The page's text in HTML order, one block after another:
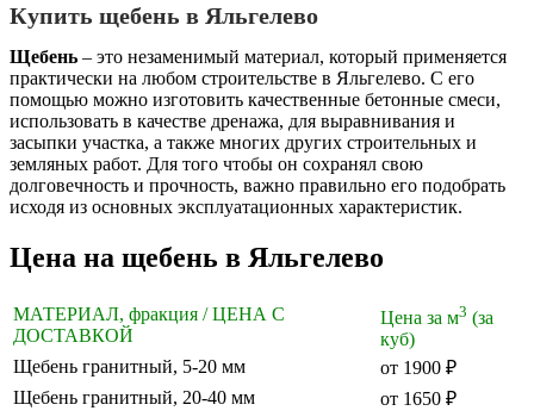
Купить щебень в Яльгелево
Щебень – это незаменимый материал, который применяется
практически на любом строительстве в Яльгелево. С его
помощью можно изготовить качественные бетонные смеси,
использовать в качестве дренажа, для выравнивания и
засыпки участка, а также многих других строительных и
земляных работ. Для того чтобы он сохранял свою
долговечность и прочность, важно правильно его подобрать
исходя из основных эксплуатационных характеристик.
Цена на щебень в Яльгелево
МАТЕРИАЛ, фракция / ЦЕНА С
ДОСТАВКОЙ
Цена за м3 (за
куб)
Щебень гранитный, 5-20 мм
от 1900 ₽
Щебень гранитный, 20-40 мм
от 1650 ₽